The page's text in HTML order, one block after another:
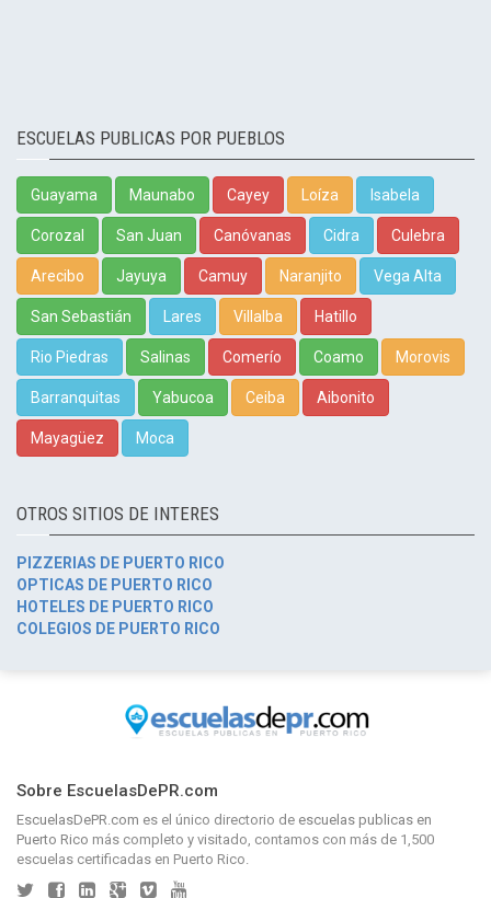
ESCUELAS PUBLICAS POR PUEBLOS
Guayama Maunabo Cayey Loíza Isabela
Corozal San Juan Canóvanas Cidra Culebra
Arecibo Jayuya Camuy Naranjito Vega Alta
San Sebastián Lares Villalba Hatillo
Rio Piedras Salinas Comerío Coamo Morovis
Barranquitas Yabucoa Ceiba Aibonito
Mayagüez Moca
OTROS SITIOS DE INTERES
PIZZERIAS DE PUERTO RICO
OPTICAS DE PUERTO RICO
HOTELES DE PUERTO RICO
COLEGIOS DE PUERTO RICO
Sobre EscuelasDePR.com
EscuelasDePR.com es el único directorio de escuelas publicas en
Puerto Rico más completo y visitado, contamos con más de 1,500
escuelas certificadas en Puerto Rico.